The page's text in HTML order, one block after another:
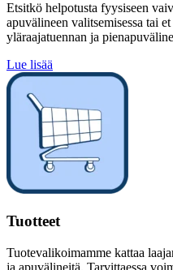
Etsitkö helpotusta fyysiseen
apuvälineen valitsemisessa tai
yläraajatuennan ja
Lue lisää
Tuotteet
Tuotevalikoimamme kattaa
ja apuvälineitä. Tarvittaessa